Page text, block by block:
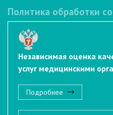
Политика обработки
Независимая оценка
услуг медицинскими
Подробнее